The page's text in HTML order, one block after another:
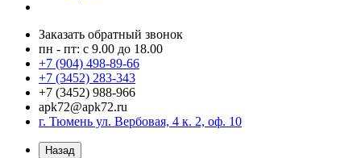
Заказать обратный звонок
пн - пт: с 9.00 до 18.00
+7 (904) 498-89-66
+7 (3452) 283-343
+7 (3452) 988-966
apk72@apk72.ru
г. Тюмень ул. Вербовая, 4 к. 2, оф. 10
Назад